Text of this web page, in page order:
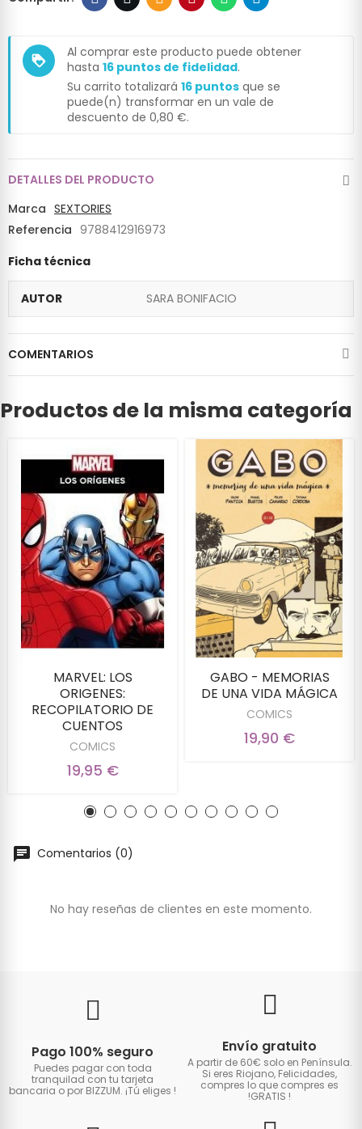
loyalty
Al comprar este producto puede obtener
hasta 16 puntos de fidelidad.
Su carrito totalizará 16 puntos que se
puede(n) transformar en un vale de
descuento de 0,80 €.
DETALLES DEL PRODUCTO
Marca SEXTORIES
Referencia 9788412916973
Ficha técnica
AUTOR SARA BONIFACIO
COMENTARIOS
Productos de la misma categoría
MARVEL: LOS
ORIGENES:
RECOPILATORIO DE
CUENTOS
COMICS
19,95 €
GABO - MEMORIAS
DE UNA VIDA MÁGICA
COMICS
19,90 €
Comentarios (0)
No hay reseñas de clientes en este momento.
Pago 100% seguro
Puedes pagar con toda
tranquilad con tu tarjeta
bancaria o por BIZZUM. ¡Tú eliges !
Envío gratuito
A partir de 60€ solo en Península.
Si eres Riojano, Felicidades,
compres lo que compres es
!GRATIS !